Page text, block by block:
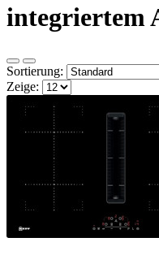
integriertem
Sortierung:
Zeige: